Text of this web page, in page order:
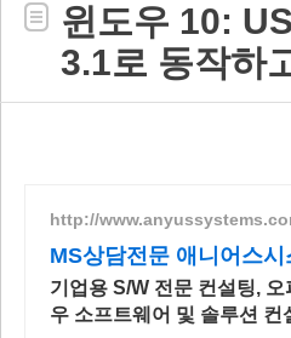
윈도우 10:
3.1로 동작하
http://
MS상담전문 애니어스
기업용 S/W 전문 컨설팅,
우 소프트웨어 및 솔루션